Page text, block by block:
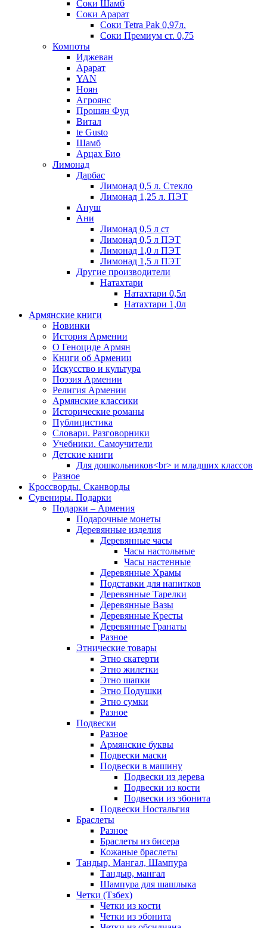
Соки Шамб
Соки Арарат
Соки Tetra Pak 0,97л.
Соки Премиум ст. 0,75
Компоты
Иджеван
Арарат
YAN
Ноян
Агроянс
Прошян Фуд
Витал
te Gusto
Шамб
Арцах Био
Лимонад
Дарбас
Лимонад 0,5 л. Стекло
Лимонад 1,25 л. ПЭТ
Ануш
Ани
Лимонад 0,5 л ст
Лимонад 0,5 л ПЭТ
Лимонад 1,0 л ПЭТ
Лимонад 1,5 л ПЭТ
Другие производители
Натахтари
Натахтари 0,5л
Натахтари 1,0л
Армянские книги
Новинки
История Армении
О Геноциде Армян
Книги об Армении
Иcкусство и культура
Поэзия Армении
Религия Армении
Армянские классики
Исторические романы
Публицистика
Словари. Разговорники
Учебники. Самоучители
Детские книги
Для дошкольников<br> и младших классов
Разное
Кроссворды. Сканворды
Сувениры. Подарки
Подарки – Армения
Подарочные монеты
Деревянные изделия
Деревянные часы
Часы настольные
Часы настенные
Деревянные Храмы
Подставки для напитков
Деревянные Тарелки
Деревянные Вазы
Деревянные Кресты
Деревянные Гранаты
Разное
Этнические товары
Этно скатерти
Этно жилетки
Этно шапки
Этно Подушки
Этно сумки
Разное
Подвески
Разное
Армянские буквы
Подвески маски
Подвески в машину
Подвески из дерева
Подвески из кости
Подвески из эбонита
Подвески Ностальгия
Браслеты
Разное
Браслеты из бисера
Кожаные браслеты
Тандыр, Мангал, Шампура
Тандыр, мангал
Шампура для шашлыка
Четки (Тзбех)
Четки из кости
Четки из эбонита